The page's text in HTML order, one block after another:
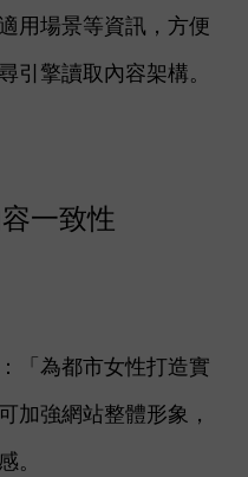
用場景等資訊，方便
引擎讀取內容架構。
一致性
「為都市女性打造實
加強網站整體形象，
。